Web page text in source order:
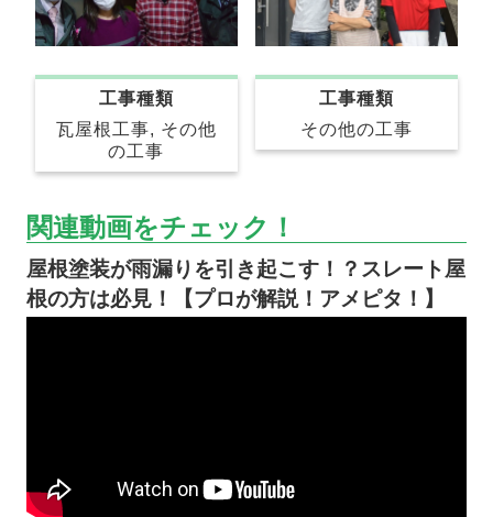
工事種類
瓦屋根工事, その他
の工事
工事種類
その他の工事
関連動画をチェック！
屋根塗装が雨漏りを引き起こす！？スレート屋
根の方は必見！【プロが解説！アメピタ！】